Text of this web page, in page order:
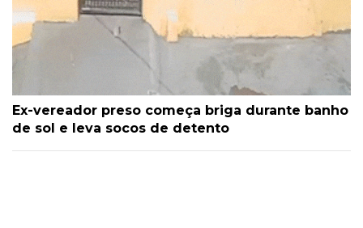
Ex-vereador preso começa briga durante banho
de sol e leva socos de detento